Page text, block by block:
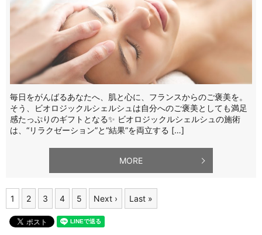
毎日をがんばるあなたへ、肌と心に、フランスからのご褒美を。
そう、ビオロジックルシェルシュは自分へのご褒美としても満足
感たっぷりのギフトとなる✨ ビオロジックルシェルシュの施術
は、“リラクゼーション”と“結果”を両立する […]
MORE
1 2 3 4 5 Next › Last »